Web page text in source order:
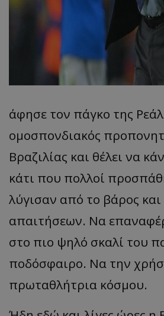
άφησε τον πάγκο της Ρεάλ
ομοσπονδιακός
Βραζιλίας και θέλει να
κάτι που πολλοί
λύγισαν από το βάρος
απαιτήσεων. Να
στο πιο ψηλό σκαλί του
ποδόσφαιρο. Να την
πρωταθλήτρια κόσμου.